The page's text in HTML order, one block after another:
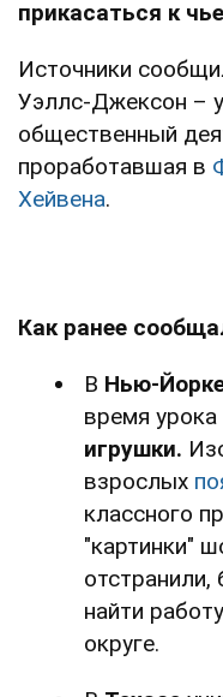
прикасаться к
Источники
Уэллс-Джексон –
общественный
проработавшая в
Хейвена.
Как ранее
В Нью-
время урока
игрушки.
взрослых
классного
"картинки"
отстранили,
найти
округе.